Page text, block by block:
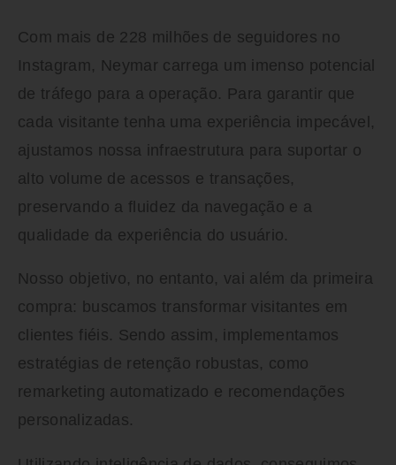
Com mais de 228 milhões de seguidores no
Instagram, Neymar carrega um imenso potencial
de tráfego para a operação. Para garantir que
cada visitante tenha uma experiência impecável,
ajustamos nossa infraestrutura para suportar o
alto volume de acessos e transações,
preservando a fluidez da navegação e a
qualidade da experiência do usuário.
Nosso objetivo, no entanto, vai além da primeira
compra: buscamos transformar visitantes em
clientes fiéis. Sendo assim, implementamos
estratégias de retenção robustas, como
remarketing automatizado e recomendações
personalizadas.